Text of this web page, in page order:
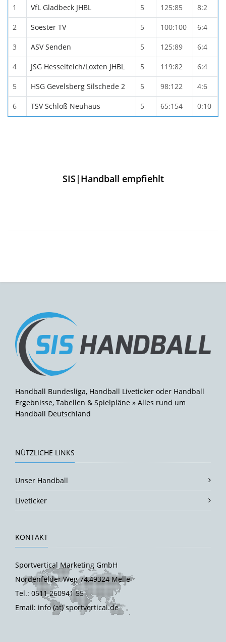
1 VfL Gladbeck JHBL 5 125:85 8:2
2 Soester TV 5 100:100 6:4
3 ASV Senden 5 125:89 6:4
4 JSG Hesselteich/Loxten JHBL 5 119:82 6:4
5 HSG Gevelsberg Silschede 2 5 98:122 4:6
6 TSV Schloß Neuhaus 5 65:154 0:10
SIS|Handball empfiehlt
Handball Bundesliga, Handball Liveticker oder Handball
Ergebnisse, Tabellen & Spielpläne » Alles rund um
Handball Deutschland
NÜTZLICHE LINKS
Unser Handball
Liveticker
KONTAKT
Sportvertical Marketing GmbH
Nordenfelder Weg 74,49324 Melle
Tel.: 0511 260941 55
Email: info (at) sportvertical.de